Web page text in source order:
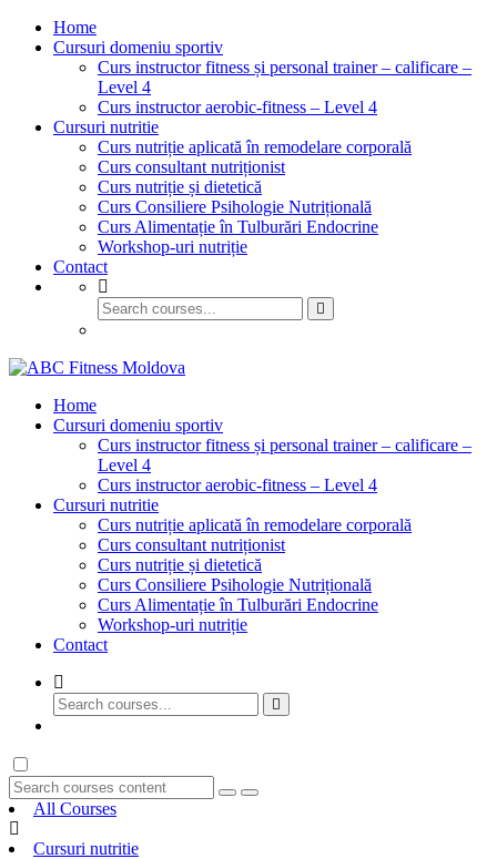
Home
Cursuri domeniu sportiv
Curs instructor fitness și personal trainer – calificare –
Level 4
Curs instructor aerobic-fitness – Level 4
Cursuri nutritie
Curs nutriție aplicată în remodelare corporală
Curs consultant nutriționist
Curs nutriție și dietetică
Curs Consiliere Psihologie Nutrițională
Curs Alimentație în Tulburări Endocrine
Workshop-uri nutriție
Contact
Home
Cursuri domeniu sportiv
Curs instructor fitness și personal trainer – calificare –
Level 4
Curs instructor aerobic-fitness – Level 4
Cursuri nutritie
Curs nutriție aplicată în remodelare corporală
Curs consultant nutriționist
Curs nutriție și dietetică
Curs Consiliere Psihologie Nutrițională
Curs Alimentație în Tulburări Endocrine
Workshop-uri nutriție
Contact
All Courses
Cursuri nutritie